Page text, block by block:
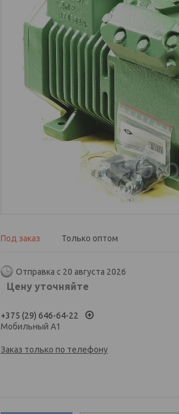
Под заказ Только оптом
Отправка с 20 августа 2026
Цену уточняйте
+375 (29) 646-64-22
Мобильный А1
Заказ только по телефону